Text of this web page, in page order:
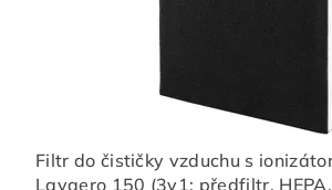
Filtr do čističky vzduchu s
Lavaero 150 (3v1: předfiltr,